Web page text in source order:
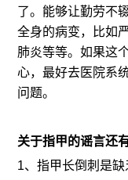
了。能够让勤劳不
全身的病变，比如
肺炎等等。如果这
心，最好去医院系
问题。
关于指甲的谣言还
1、指甲长倒刺是